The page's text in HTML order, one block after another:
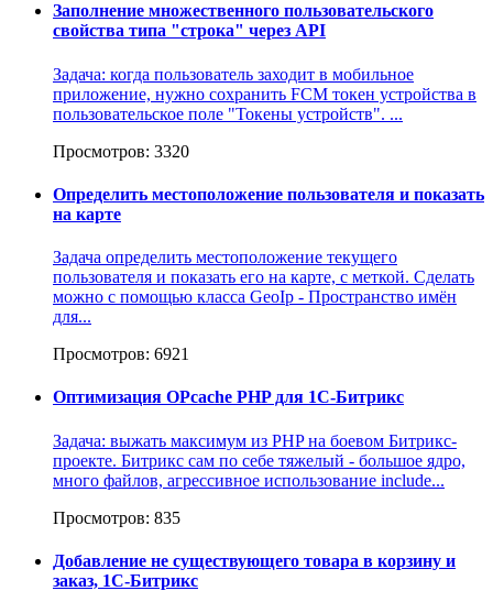
Заполнение множественного пользовательского
свойства типа "строка" через API
Задача: когда пользователь заходит в мобильное
приложение, нужно сохранить FCM токен устройства в
пользовательское поле "Токены устройств". ...
Просмотров: 3320
Определить местоположение пользователя и показать
на карте
Задача определить местоположение текущего
пользователя и показать его на карте, с меткой. Сделать
можно с помощью класса GeoIp - Пространство имён
для...
Просмотров: 6921
Оптимизация OPcache PHP для 1С-Битрикс
Задача: выжать максимум из PHP на боевом Битрикс-
проекте. Битрикс сам по себе тяжелый - большое ядро,
много файлов, агрессивное использование include...
Просмотров: 835
Добавление не существующего товара в корзину и
заказ, 1С-Битрикс